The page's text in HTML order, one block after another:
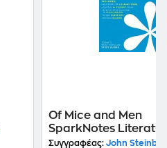
Of Mice and Men
SparkNotes
Guide
Συγγραφέας: John